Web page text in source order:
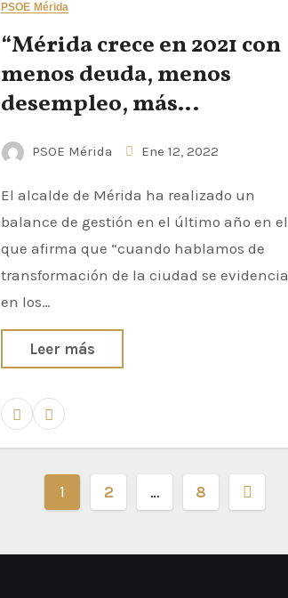
PSOE Mérida
“Mérida crece en 2021 con
menos deuda, menos
desempleo, más
patrimonio público e
importantes obras en
marcha que transformarán
la ciudad”, Antonio
Rodríguez Osuna
PSOE Mérida Ene 12, 2022
El alcalde de Mérida ha realizado un
balance de gestión en el último año en el
que afirma que “cuando hablamos de
transformación de la ciudad se evidencia
en los…
Leer más
1 2 … 8